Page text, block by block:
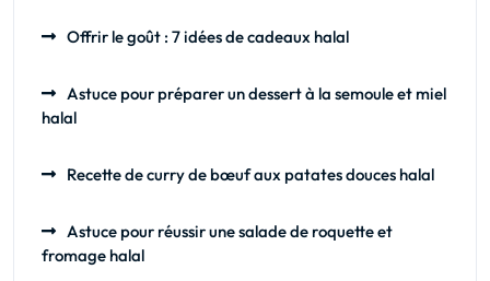
Offrir le goût : 7 idées de cadeaux halal
Astuce pour préparer un dessert à la semoule et miel
halal
Recette de curry de bœuf aux patates douces halal
Astuce pour réussir une salade de roquette et
fromage halal